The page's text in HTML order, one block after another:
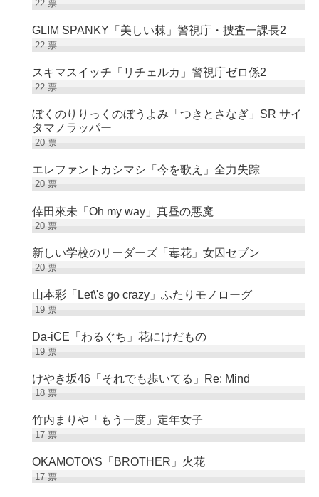
22票
GLIM SPANKY「美しい棘」警視庁・捜査一課長2
22票
スキマスイッチ「リチェルカ」警視庁ゼロ係2
22票
ぼくのりりっくのぼうよみ「つきとさなぎ」SR サイ
タマノラッパー
20票
エレファントカシマシ「今を歌え」全力失踪
20票
倖田來未「Oh my way」真昼の悪魔
20票
新しい学校のリーダーズ「毒花」女囚セブン
20票
山本彩「Let\'s go crazy」ふたりモノローグ
19票
Da-iCE「わるぐち」花にけだもの
19票
けやき坂46「それでも歩いてる」Re: Mind
18票
竹内まりや「もう一度」定年女子
17票
OKAMOTO\'S「BROTHER」火花
17票